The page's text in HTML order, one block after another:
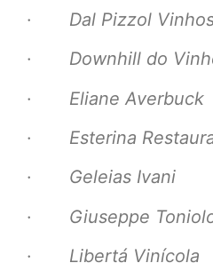
· Dal Pizzol
· Downhill do
· Eliane Averbuck
· Esterina
· Geleias Ivani
· Giuseppe
· Libertá Vinícola